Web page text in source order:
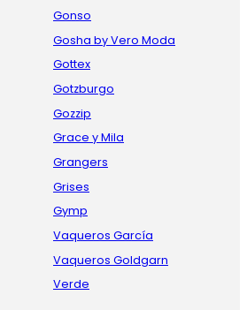
Gonso
Gosha by Vero Moda
Gottex
Gotzburgo
Gozzip
Grace y Mila
Grangers
Grises
Gymp
Vaqueros García
Vaqueros Goldgarn
Verde